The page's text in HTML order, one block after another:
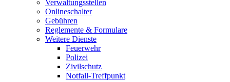
Verwaltungsstellen
Onlineschalter
Gebühren
Reglemente & Formulare
Weitere Dienste
Feuerwehr
Polizei
Zivilschutz
Notfall-Treffpunkt